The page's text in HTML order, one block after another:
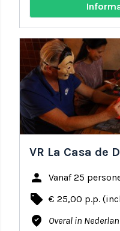
VR La Casa de
person Vanaf 25
local_offer € 25,00 p.p.
where_to_vote Overal in